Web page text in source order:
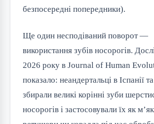
безпосередні попередники).
Ще один несподіваний поворот —
використання зубів носорогів.
2026 року в Journal of Human
показало: неандертальці в Іспанії
збирали великі корінні зуби
носорогів і застосовували їх як